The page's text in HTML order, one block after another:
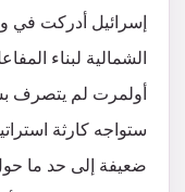
إسرائيل أدركت في
الشمالية لبناء
أولمرت لم يتصرف
ستواجه كارثة
ضعيفة إلى حد ما